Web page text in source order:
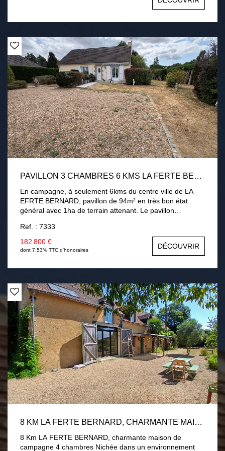
3000 m2 environ avec terrasse, cour intérieur et appentis
chauffage électrique, conduit existant pour poêle Tout à
l'égout Une visite s'impose !
PAVILLON 3 CHAMBRES 6 KMS LA FERTE BERNARD 1HA DE TERRAIN
En campagne, à seulement 6kms du centre ville de LA
EFRTE BERNARD, pavillon de 94m² en très bon état
général avec 1ha de terrain attenant. Le pavillon
salon-séjour avec poêle à granulés, une chambre, une
salle d'eau. En demi palier deux chambres. Garage,
buanderie. Menuiseries PVC double vitrage volets
roulants électrique. Assainissement par fosse toutes eaux
conforme. Terrain de 1 hectare divisé en près et verger
Ref. : 7333
182 800 €
dont 7.53% TTC d'honoraires DÉCOUVRIR
8 KM LA FERTE BERNARD, CHARMANTE MAISON DE CAMPAGNE 4 CHAMBRES
8 Km LA FERTE BERNARD, charmante maison de
campagne 4 chambres Nichée dans un environnement